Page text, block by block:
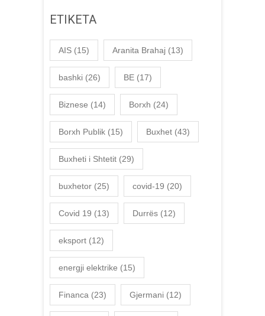
ETIKETA
AIS (15) Aranita Brahaj (13)
bashki (26) BE (17)
Biznese (14) Borxh (24)
Borxh Publik (15) Buxhet (43)
Buxheti i Shtetit (29)
buxhetor (25) covid-19 (20)
Covid 19 (13) Durrës (12)
eksport (12)
energji elektrike (15)
Financa (23) Gjermani (12)